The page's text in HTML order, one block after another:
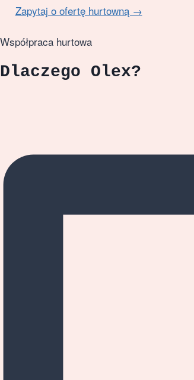
Zapytaj o ofertę hurtowną →
Współpraca hurtowa
Dlaczego Olex?